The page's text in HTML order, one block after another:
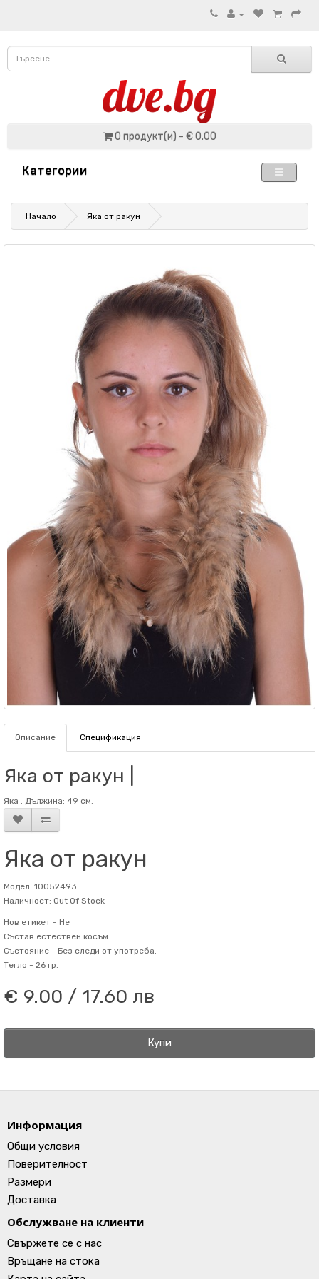
0 продукт(и) - € 0.00
Категории
Начало Яка от ракун
Описание Спецификация
Яка от ракун |
Яка . Дължина: 49 см.
Яка от ракун
Модел: 10052493
Наличност: Out Of Stock
Нов етикет - Не
Състав естествен косъм
Състояние - Без следи от употреба.
Тегло - 26 гр.
€ 9.00 / 17.60 лв
Купи
Информация
Общи условия
Поверителност
Размери
Доставка
Обслужване на клиенти
Свържете се с нас
Връщане на стока